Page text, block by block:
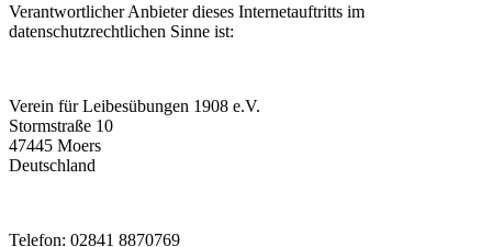
Verantwortlicher Anbieter dieses Internetauftritts im
datenschutzrechtlichen Sinne ist:
Verein für Leibesübungen 1908 e.V.
Stormstraße 10
47445 Moers
Deutschland
Telefon: 02841 8870769